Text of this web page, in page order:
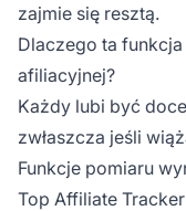
zajmie się resztą.
Dlaczego ta
afiliacyjnej?
Każdy lubi być
zwłaszcza jeśli
Funkcje pomiaru
Top Affiliate Tracker